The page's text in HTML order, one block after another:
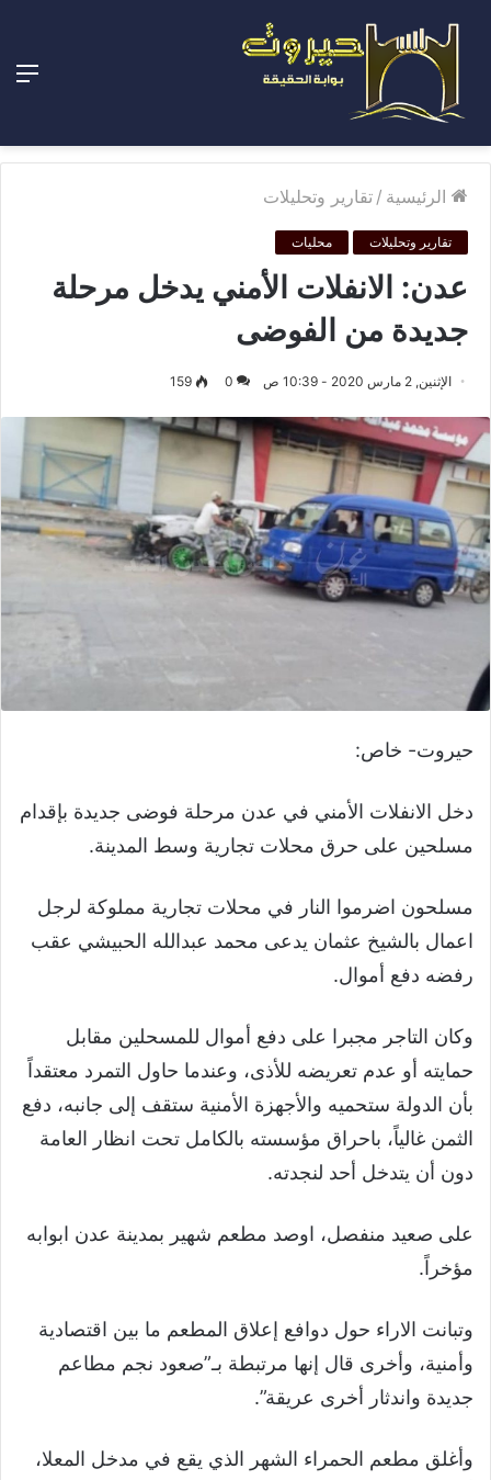
الرئيسية / تقارير وتحليلات
تقارير وتحليلات محليات
عدن: الانفلات الأمني يدخل مرحلة
جديدة من الفوضى
الإثنين, 2 مارس 2020 - 10:39 ص 0
159
حيروت- خاص:
دخل الانفلات الأمني في عدن مرحلة فوضى جديدة بإقدام
مسلحين على حرق محلات تجارية وسط المدينة.
مسلحون اضرموا النار في محلات تجارية مملوكة لرجل
اعمال بالشيخ عثمان يدعى محمد عبدالله الحبيشي عقب
رفضه دفع أموال.
وكان التاجر مجبرا على دفع أموال للمسحلين مقابل
حمايته أو عدم تعريضه للأذى، وعندما حاول التمرد معتقداً
بأن الدولة ستحميه والأجهزة الأمنية ستقف إلى جانبه، دفع
الثمن غالياً، باحراق مؤسسته بالكامل تحت انظار العامة
دون أن يتدخل أحد لنجدته.
على صعيد منفصل، اوصد مطعم شهير بمدينة عدن ابوابه
مؤخراً.
وتبانت الاراء حول دوافع إعلاق المطعم ما بين اقتصادية
وأمنية، وأخرى قال إنها مرتبطة بـ”صعود نجم مطاعم
جديدة واندثار أخرى عريقة”.
وأغلق مطعم الحمراء الشهر الذي يقع في مدخل المعلا،